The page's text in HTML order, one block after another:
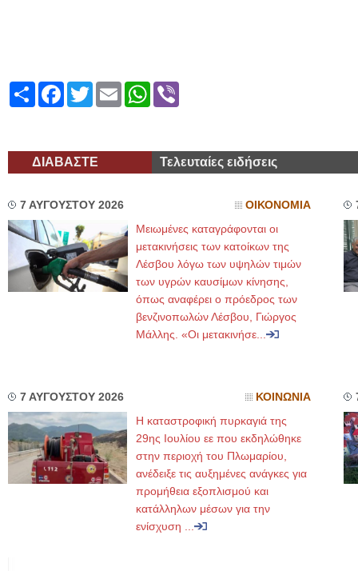
ShareFacebook
TwitterEmailWhatsApp
ΔΙΑΒΑΣΤΕ Τελευταίες ειδήσεις
7 ΑΥΓΟΥΣΤΟΥ 2026 ΟΙΚΟΝΟΜΙΑ
Μειωμένες καταγράφονται οι
μετακινήσεις των κατοίκων της
Λέσβου λόγω των υψηλών τιμών
των υγρών καυσίμων κίνησης,
όπως αναφέρει ο πρόεδρος των
βενζινοπωλών Λέσβου, Γιώργος
Μάλλης. «Οι μετακινήσε...
7 ΑΥΓΟΥΣΤΟΥ 2026 ΚΟΙΝΩΝΙΑ
Η καταστροφική πυρκαγιά της
29ης Ιουλίου εε που εκδηλώθηκε
στην περιοχή του Πλωμαρίου,
ανέδειξε τις αυξημένες ανάγκες για
προμήθεια εξοπλισμού και
κατάλληλων μέσων για την
ενίσχυση ...